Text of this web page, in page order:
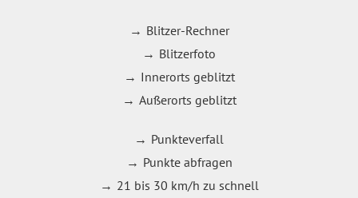
Blitzer-Rechner
Blitzerfoto
Innerorts geblitzt
Außerorts geblitzt
Punkteverfall
Punkte abfragen
21 bis 30 km/h zu schnell